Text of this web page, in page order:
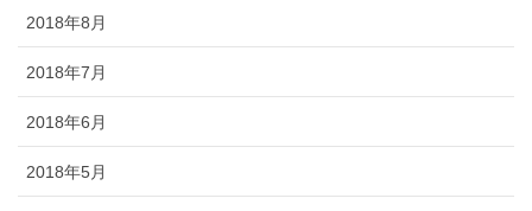
2018年8月
2018年7月
2018年6月
2018年5月